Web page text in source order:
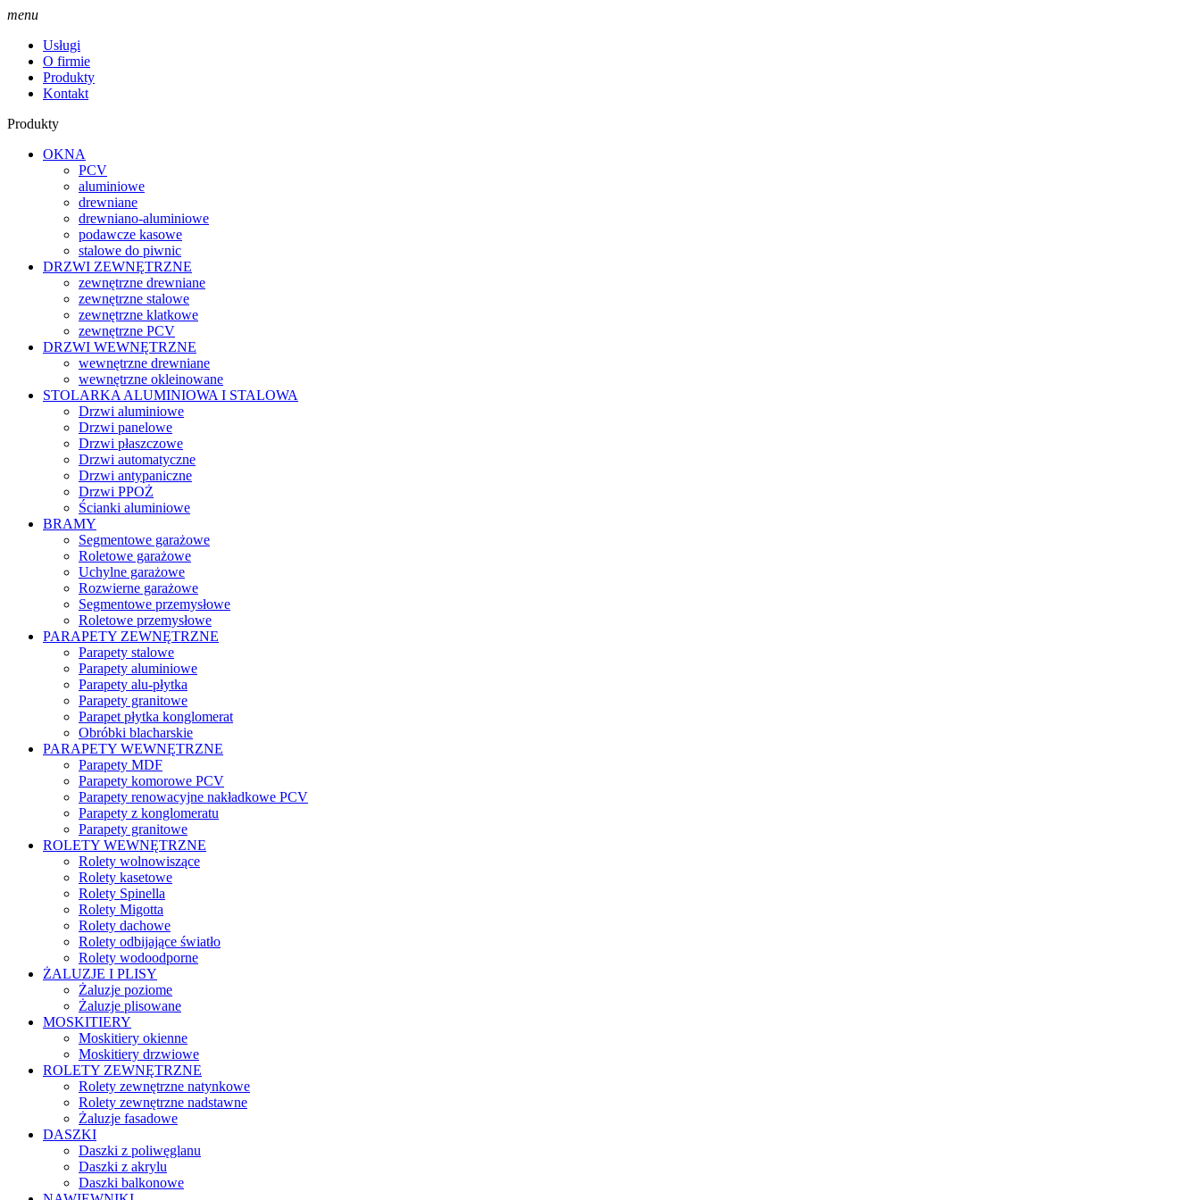
menu
Usługi
O firmie
Produkty
Kontakt
Produkty
OKNA
PCV
aluminiowe
drewniane
drewniano-aluminiowe
podawcze kasowe
stalowe do piwnic
DRZWI ZEWNĘTRZNE
zewnętrzne drewniane
zewnętrzne stalowe
zewnętrzne klatkowe
zewnętrzne PCV
DRZWI WEWNĘTRZNE
wewnętrzne drewniane
wewnętrzne okleinowane
STOLARKA ALUMINIOWA I STALOWA
Drzwi aluminiowe
Drzwi panelowe
Drzwi płaszczowe
Drzwi automatyczne
Drzwi antypaniczne
Drzwi PPOŻ
Ścianki aluminiowe
BRAMY
Segmentowe garażowe
Roletowe garażowe
Uchylne garażowe
Rozwierne garażowe
Segmentowe przemysłowe
Roletowe przemysłowe
PARAPETY ZEWNĘTRZNE
Parapety stalowe
Parapety aluminiowe
Parapety alu-płytka
Parapety granitowe
Parapet płytka konglomerat
Obróbki blacharskie
PARAPETY WEWNĘTRZNE
Parapety MDF
Parapety komorowe PCV
Parapety renowacyjne nakładkowe PCV
Parapety z konglomeratu
Parapety granitowe
ROLETY WEWNĘTRZNE
Rolety wolnowiszące
Rolety kasetowe
Rolety Spinella
Rolety Migotta
Rolety dachowe
Rolety odbijające światło
Rolety wodoodporne
ŻALUZJE I PLISY
Żaluzje poziome
Żaluzje plisowane
MOSKITIERY
Moskitiery okienne
Moskitiery drzwiowe
ROLETY ZEWNĘTRZNE
Rolety zewnętrzne natynkowe
Rolety zewnętrzne nadstawne
Żaluzje fasadowe
DASZKI
Daszki z poliwęglanu
Daszki z akrylu
Daszki balkonowe